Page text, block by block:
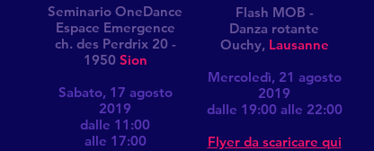
Seminario OneDance
Espace Emergence
ch. des Perdrix 20 -
1950 Sion
Sabato, 17 agosto
2019
dalle 11:00
alle 17:00
Flash MOB -
Danza rotante
Ouchy, Lausanne
Mercoledì, 21 agosto
2019
dalle 19:00 alle 22:00
Flyer da scaricare qui